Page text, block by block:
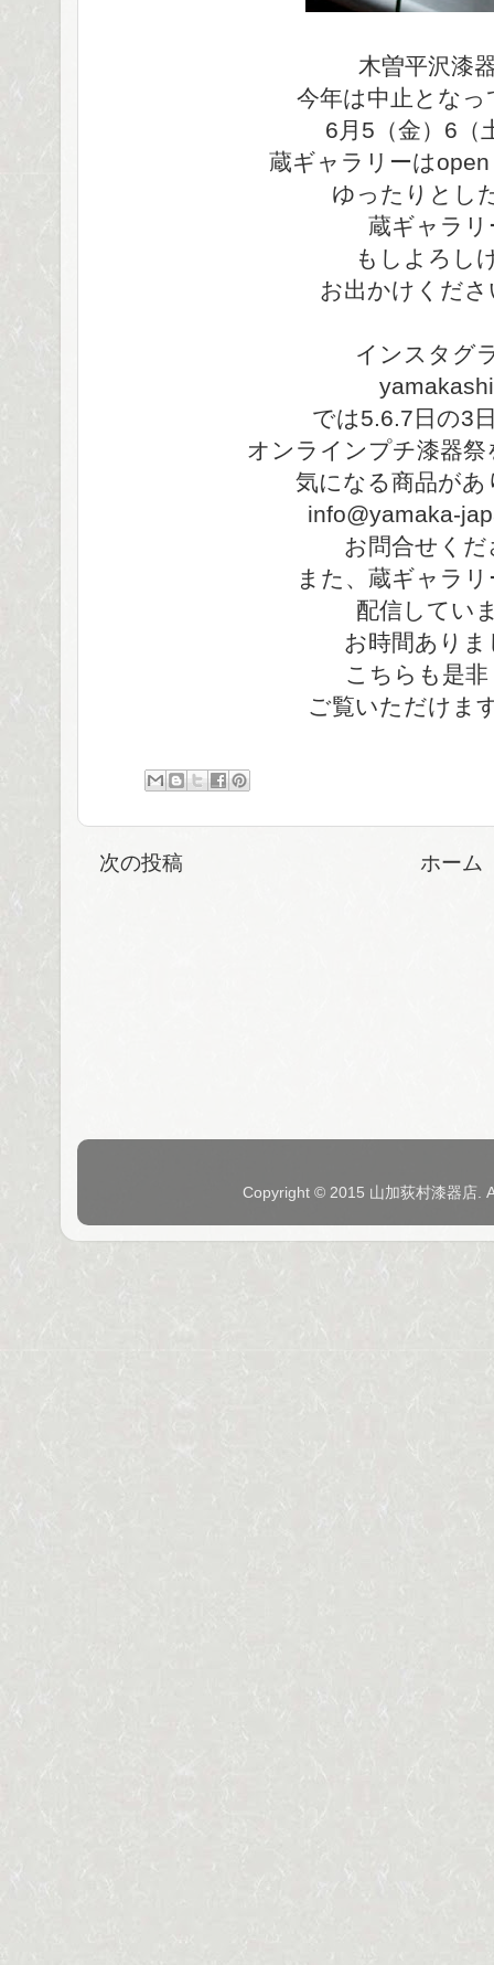
木曽平沢漆
今年は中止とな
6月5（金）6（
蔵ギャラリーは
ゆったりとし
蔵ギャラリ
もしよろし
お出かけくだ
インスタ
では5.6.7日の3
オンラインプチ漆器
気になる商品が
info@yamaka-
お問合せく
また、蔵ギャラ
配信してい
お時間あり
こちらも是非
ご覧いただけま
次の投稿 ホーム
Copyright © 2015 山加荻村漆器店.